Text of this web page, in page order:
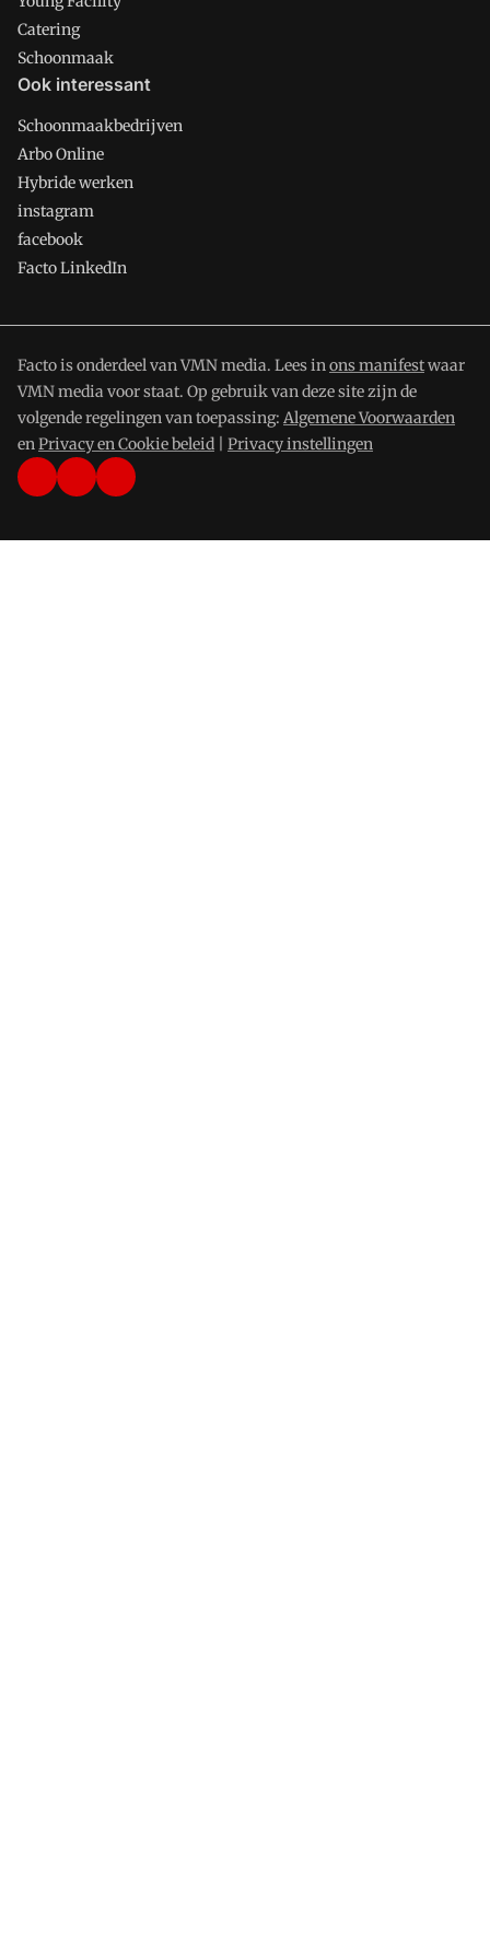
Catering
Schoonmaak
Ook interessant
Schoonmaakbedrijven
Arbo Online
Hybride werken
instagram
facebook
Facto LinkedIn
Facto is onderdeel van VMN media. Lees inons manifestwaar
VMN media voor staat. Op gebruik van deze site zijn de
volgende regelingen van toepassing: Algemene Voorwaarden
enPrivacy en Cookie beleid Privacy instellingen